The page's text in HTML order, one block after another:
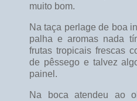
muito bom.
Na taça perlage de boa
palha e aromas nada
frutas tropicais frescas
de pêssego e talvez
painel.
Na boca atendeu ao